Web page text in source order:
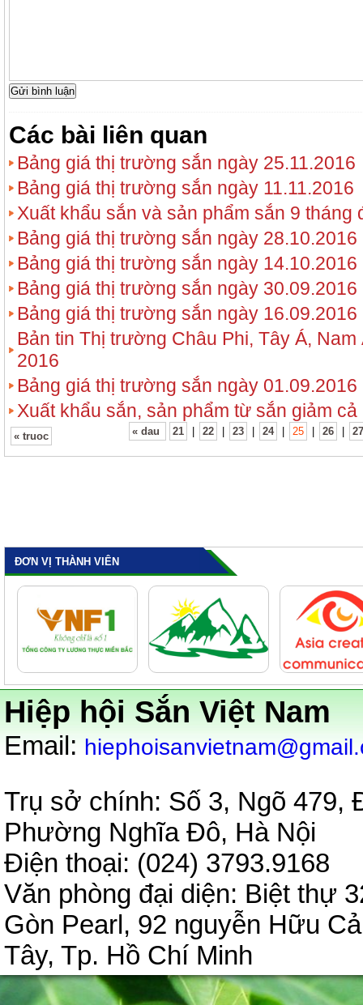
Các bài liên quan
Bảng giá thị trường sắn ngày 25.11.2016
Bảng giá thị trường sắn ngày 11.11.2016
Xuất khẩu sắn và sản phẩm sắn 9 tháng
Bảng giá thị trường sắn ngày 28.10.2016
Bảng giá thị trường sắn ngày 14.10.2016
Bảng giá thị trường sắn ngày 30.09.2016
Bảng giá thị trường sắn ngày 16.09.2016
Bản tin Thị trường Châu Phi, Tây Á,
2016
Bảng giá thị trường sắn ngày 01.09.2016
Xuất khẩu sắn, sản phẩm từ sắn giảm
« dau
« truoc 21 22 23 24 25 26 27
ĐƠN VỊ THÀNH VIÊN
Hiệp hội Sắn Việt Nam
Email:
Trụ sở chính: Số 3, Ngõ 479,
Phường Nghĩa Đô, Hà Nội
Điện thoại: (024)
Văn phòng đại diện: Biệt thự
Gòn Pearl, 92 nguyễn Hữu
Tây, Tp. Hồ Chí Minh